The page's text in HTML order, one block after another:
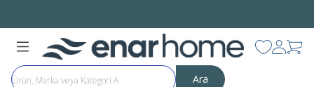
Ara
Favorilerim